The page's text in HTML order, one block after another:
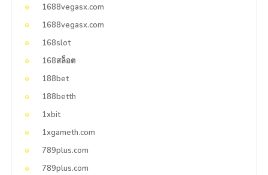
1688vegasx.com
1688vegasx.com
168slot
168สล็อต
188bet
188betth
1xbit
1xgameth.com
789plus.com
789plus.com